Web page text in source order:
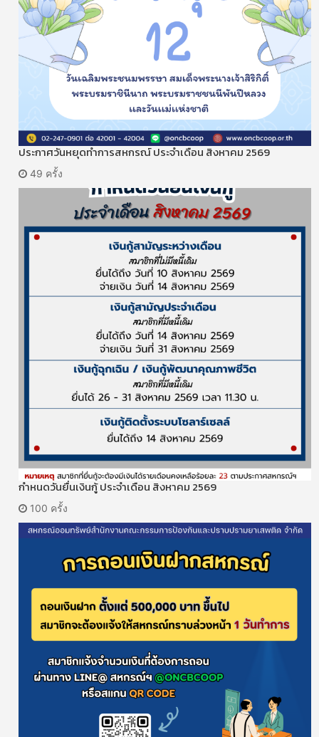
ประกาศวันหยุดทำการสหกรณ์ ประจำเดือน สิงหาคม 2569
49 ครั้ง
กำหนดวันยื่นเงินกู้ ประจำเดือน สิงหาคม 2569
100 ครั้ง